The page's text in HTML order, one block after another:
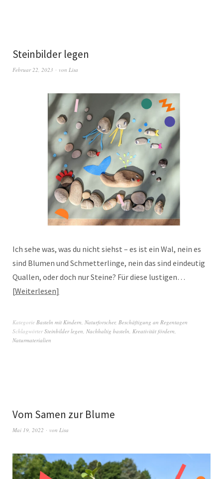
Steinbilder legen
Februar 22, 2023 von Lisa
Ich sehe was, was du nicht siehst – es ist ein Wal, nein es
sind Blumen und Schmetterlinge, nein das sind eindeutig
Quallen, oder doch nur Steine? Für diese lustigen…
Weiterlesen
Kategorie Basteln mit Kindern, Naturforscher, Beschäftigung an Regentagen
SchlagwörterSteinbilder legen, Nachhaltig basteln, Kreativität fördern,
Naturmaterialien
Vom Samen zur Blume
Mai 19, 2022 von Lisa